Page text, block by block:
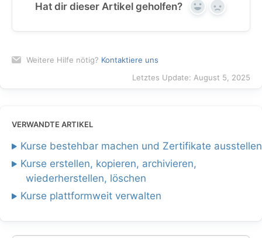
Hat dir dieser Artikel geholfen? Yes No
Weitere Hilfe nötig? Kontaktiere uns
Letztes Update: August 5, 2025
VERWANDTE ARTIKEL
Kurse bestehbar machen und Zertifikate ausstellen
Kurse erstellen, kopieren, archivieren,
wiederherstellen, löschen
Kurse plattformweit verwalten